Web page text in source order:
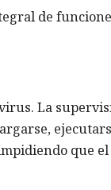
de
La
que